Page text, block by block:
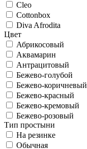
Cleo
Cottonbox
Diva Afrodita
Цвет
Абрикосовый
Аквамарин
Антрацитовый
Бежево-голубой
Бежево-коричневый
Бежево-красный
Бежево-кремовый
Бежево-розовый
Тип простыни
На резинке
Обычная